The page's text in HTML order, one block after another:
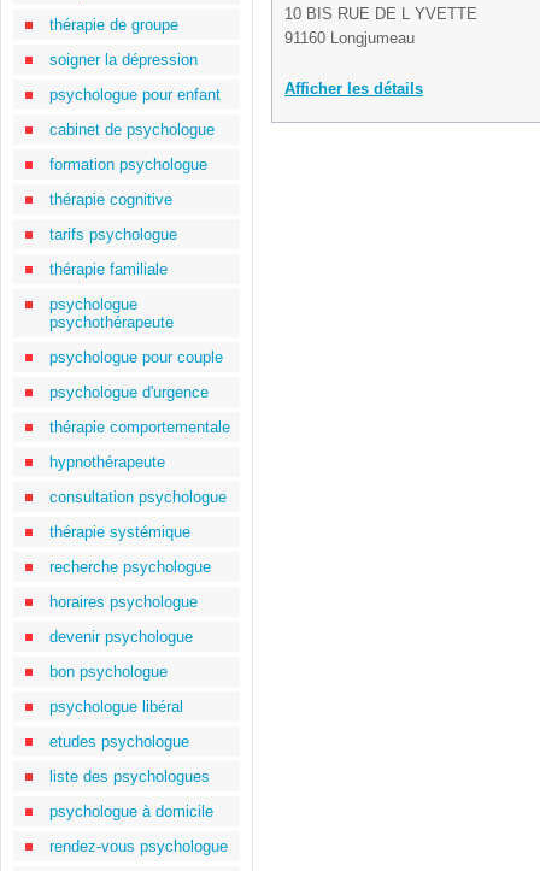
thérapie de groupe
soigner la dépression
psychologue pour enfant
cabinet de psychologue
formation psychologue
thérapie cognitive
tarifs psychologue
thérapie familiale
psychologue
psychothérapeute
psychologue pour couple
psychologue d'urgence
thérapie comportementale
hypnothérapeute
consultation psychologue
thérapie systémique
recherche psychologue
horaires psychologue
devenir psychologue
bon psychologue
psychologue libéral
etudes psychologue
liste des psychologues
psychologue à domicile
rendez-vous psychologue
10 BIS RUE DE L YVETTE
91160 Longjumeau
Afficher les détails